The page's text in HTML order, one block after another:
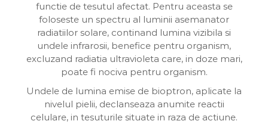
functie de tesutul afectat. Pentru aceasta se
foloseste un spectru al luminii asemanator
radiatiilor solare, continand lumina vizibila si
undele infrarosii, benefice pentru organism,
excluzand radiatia ultravioleta care, in doze mari,
poate fi nociva pentru organism.
Undele de lumina emise de bioptron, aplicate la
nivelul pielii, declanseaza anumite reactii
celulare, in tesuturile situate in raza de actiune.